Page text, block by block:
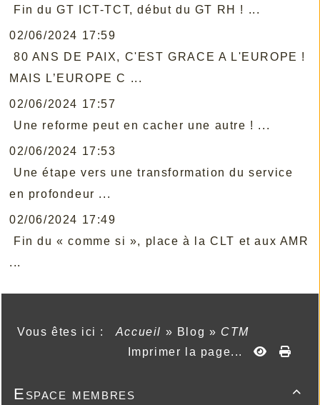
Fin du GT ICT-TCT, début du GT RH ! ...
02/06/2024 17:59
80 ANS DE PAIX, C'EST GRACE A L'EUROPE !
MAIS L’EUROPE C ...
02/06/2024 17:57
Une reforme peut en cacher une autre ! ...
02/06/2024 17:53
Une étape vers une transformation du service
en profondeur ...
02/06/2024 17:49
Fin du « comme si », place à la CLT et aux AMR
...
Vous êtes ici : Accueil » Blog » CTM
Imprimer la page...

Espace membres